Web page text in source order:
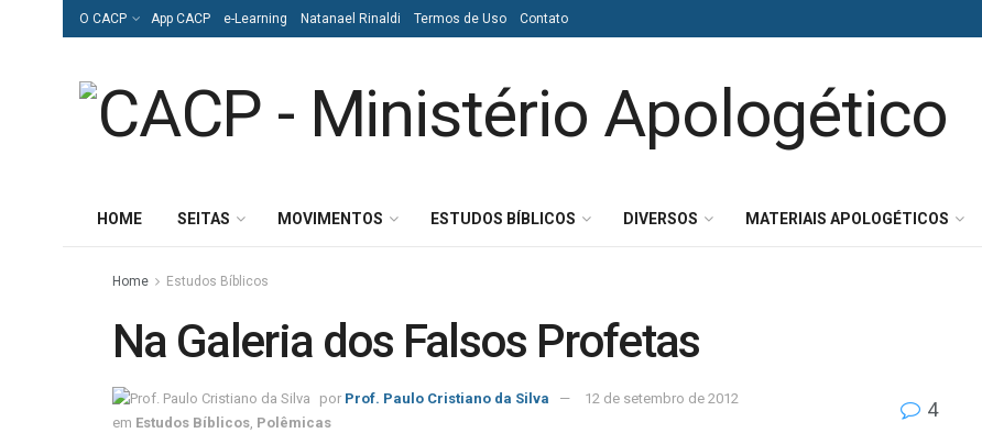
O CACP App CACP e-Learning Natanael Rinaldi Termos de Uso Contato
HOME SEITAS MOVIMENTOS ESTUDOS BÍBLICOS DIVERSOS MATERIAIS APOLOGÉTICOS
Home Estudos Bíblicos
Na Galeria dos Falsos Profetas
por Prof. Paulo Cristiano da Silva
12 de setembro de 2012
em Estudos Bíblicos, Polêmicas
4